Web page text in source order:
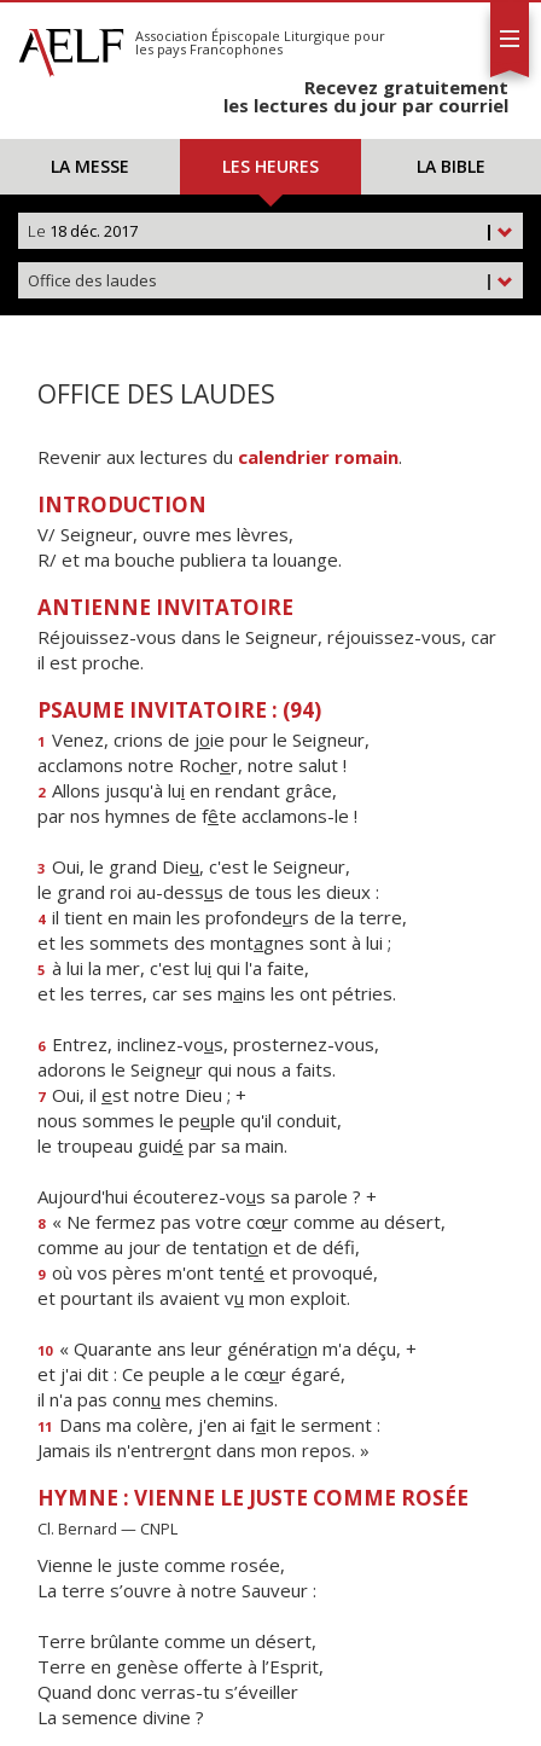
S'abonner
Calendrier
Association Épiscopale Liturgique pour
les pays Francophones
Recevez gratuitement
les lectures du jour par courriel
LA MESSE LES HEURES LA BIBLE
|
Le 18 déc. 2017
|
Office des laudes
OFFICE DES LAUDES
Revenir aux lectures du calendrier romain.
INTRODUCTION
V/ Seigneur, ouvre mes lèvres,
R/ et ma bouche publiera ta louange.
ANTIENNE INVITATOIRE
Réjouissez-vous dans le Seigneur, réjouissez-vous, car
il est proche.
PSAUME INVITATOIRE : (94)
1 Venez, crions de joie pour le Seigneur,
acclamons notre Rocher, notre salut !
2 Allons jusqu'à lui en rendant grâce,
par nos hymnes de fête acclamons-le !
3 Oui, le grand Dieu, c'est le Seigneur,
le grand roi au-dessus de tous les dieux :
4 il tient en main les profondeurs de la terre,
et les sommets des montagnes sont à lui ;
5 à lui la mer, c'est lui qui l'a faite,
et les terres, car ses mains les ont pétries.
6 Entrez, inclinez-vous, prosternez-vous,
adorons le Seigneur qui nous a faits.
7 Oui, il est notre Dieu ; +
nous sommes le peuple qu'il conduit,
le troupeau guidé par sa main.
Aujourd'hui écouterez-vous sa parole ? +
8 « Ne fermez pas votre cœur comme au désert,
comme au jour de tentation et de défi,
9 où vos pères m'ont tenté et provoqué,
et pourtant ils avaient vu mon exploit.
10 « Quarante ans leur génération m'a déçu, +
et j'ai dit : Ce peuple a le cœur égaré,
il n'a pas connu mes chemins.
11 Dans ma colère, j'en ai fait le serment :
Jamais ils n'entreront dans mon repos. »
HYMNE : VIENNE LE JUSTE COMME ROSÉE
Cl. Bernard — CNPL
Vienne le juste comme rosée,
La terre s’ouvre à notre Sauveur :
Terre brûlante comme un désert,
Terre en genèse offerte à l’Esprit,
Quand donc verras-tu s’éveiller
La semence divine ?